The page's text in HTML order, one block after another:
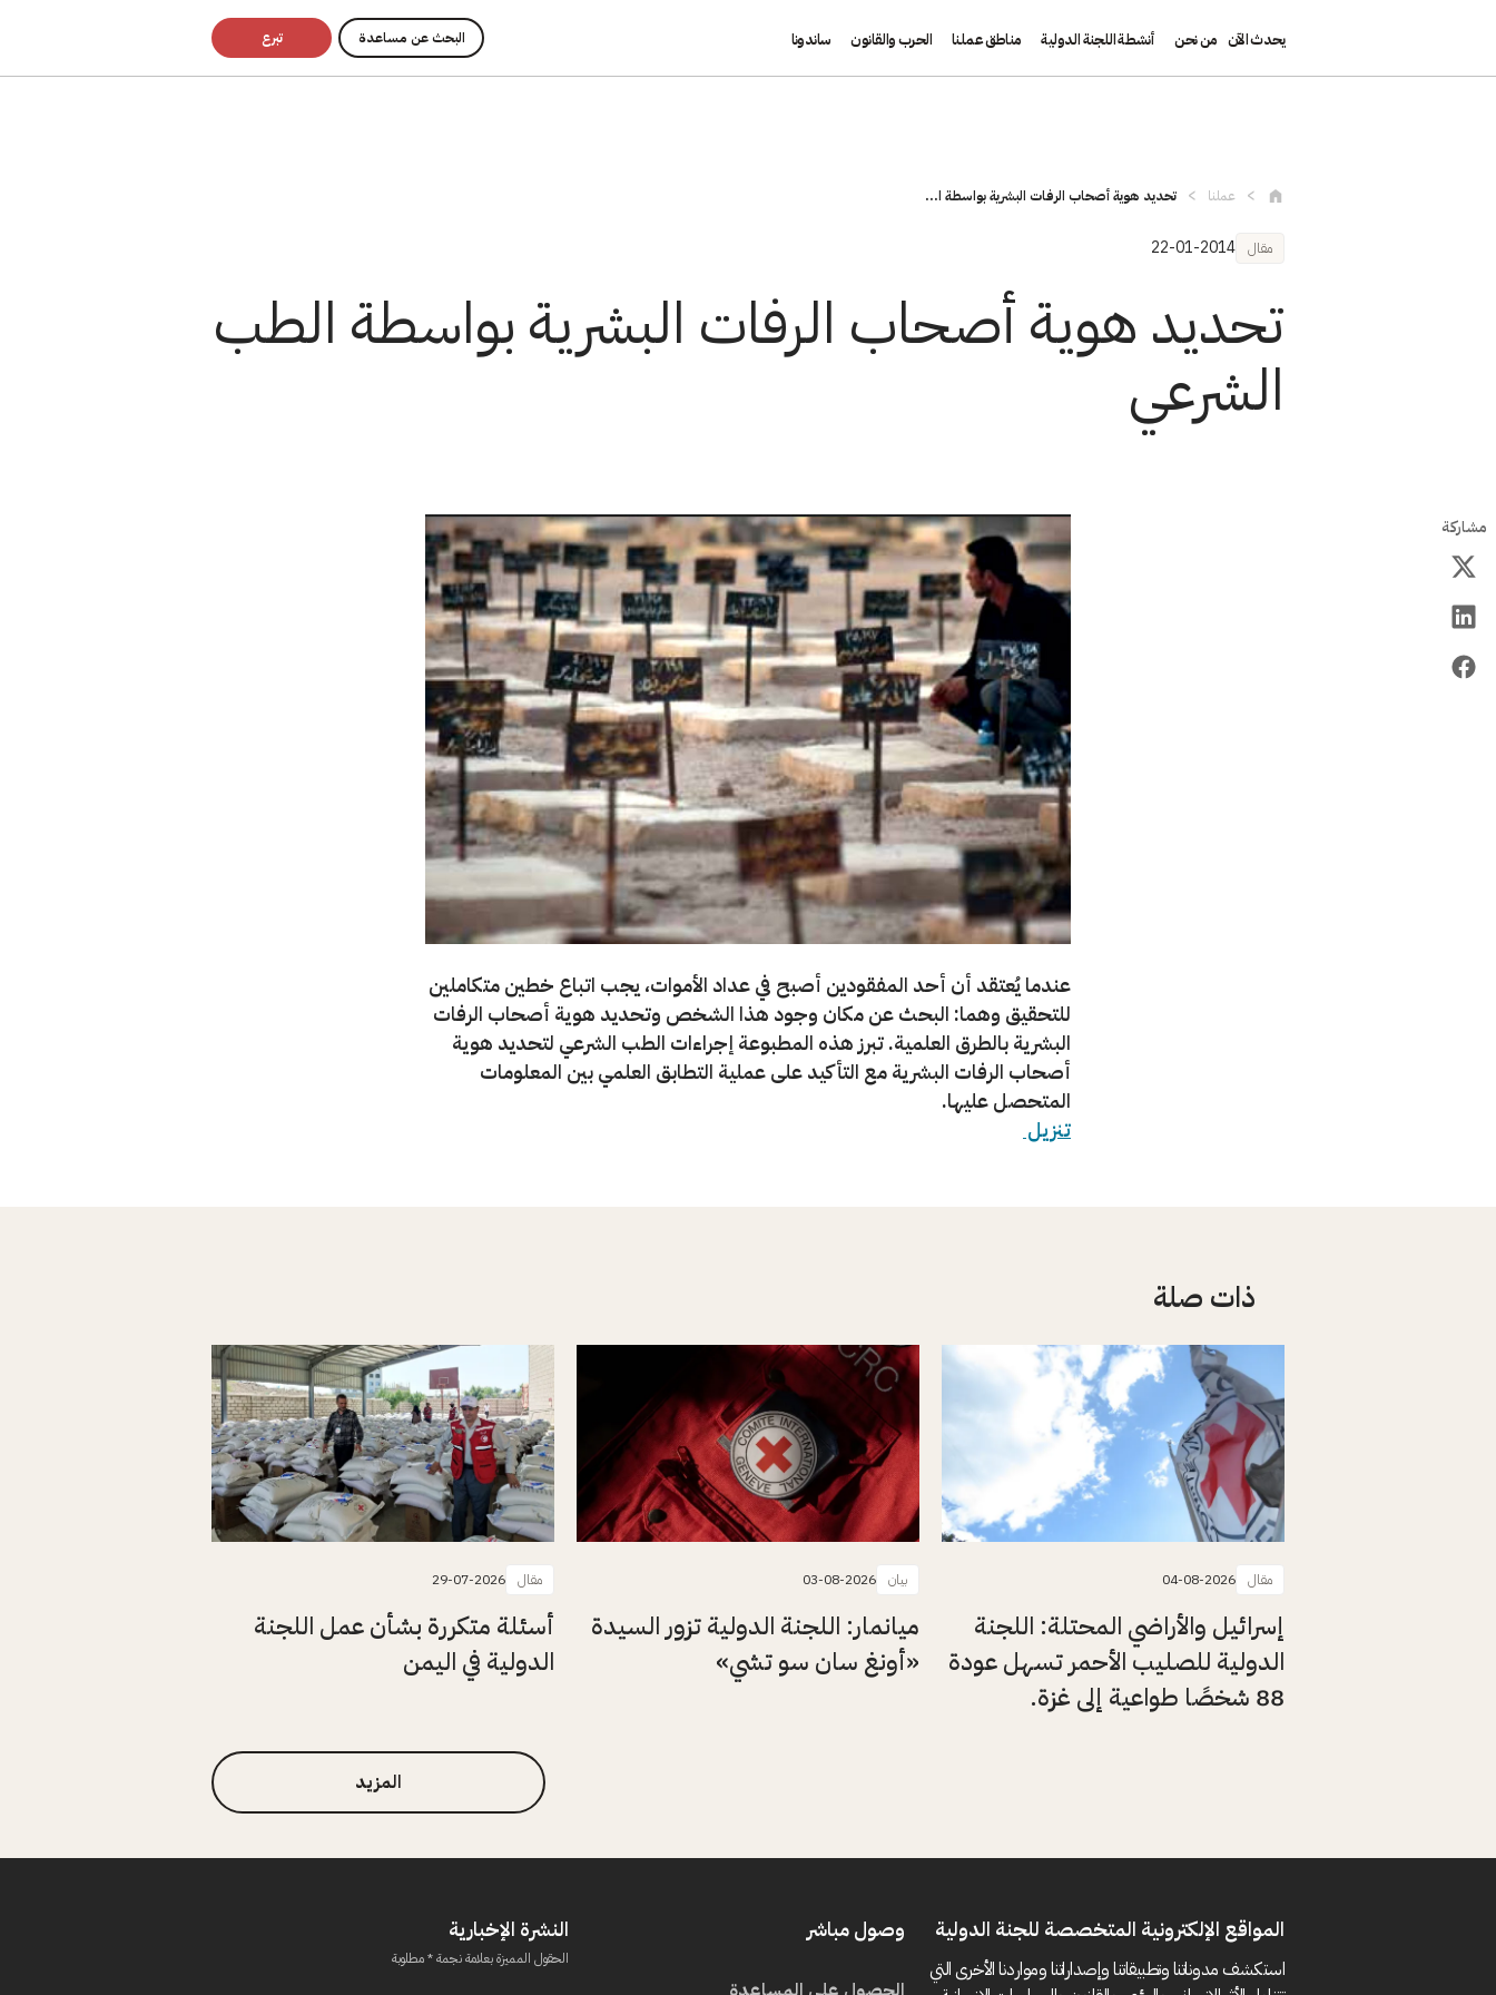
يحدث الآن من نحن أنشطة اللجنة الدولية مناطق عملنا الحرب والقانون ساندونا البحث عن مساعدة تبرع
عملنا تحديد هوية أصحاب الرفات البشرية بواسطة ا...
مقال 22-01-2014
تحديد هوية أصحاب الرفات البشرية بواسطة الطب
الشرعي
مشاركة
عندما يُعتقد أن أحد المفقودين أصبح في عداد الأموات، يجب اتباع خطين متكاملين
للتحقيق وهما: البحث عن مكان وجود هذا الشخص وتحديد هوية أصحاب الرفات
البشرية بالطرق العلمية. تبرز هذه المطبوعة إجراءات الطب الشرعي لتحديد هوية
أصحاب الرفات البشرية مع التأكيد على عملية التطابق العلمي بين المعلومات
المتحصل عليها.
تنزيل
ذات صلة
مقال 04-08-2026
إسرائيل والأراضي المحتلة: اللجنة
الدولية للصليب الأحمر تسهل عودة
88 شخصًا طواعية إلى غزة.
بيان 03-08-2026
ميانمار: اللجنة الدولية تزور السيدة
«أونغ سان سو تشي»
مقال 29-07-2026
أسئلة متكررة بشأن عمل اللجنة
الدولية في اليمن
المزيد
المواقع الإلكترونية المتخصصة للجنة الدولية
استكشف مدوناتنا وتطبيقاتنا وإصداراتنا ومواردنا الأخرى التي
وصول مباشر النشرة الإخبارية
الحقول المميزة بعلامة نجمة * مطلوبة